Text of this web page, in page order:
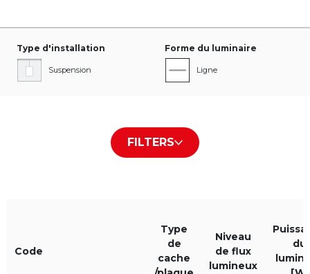
Type d'installation
Suspension
Forme du luminaire
Ligne
Gris RAL9006
FILTERS
Code
Type
de
cache
Niveau
de flux
lumineux
du